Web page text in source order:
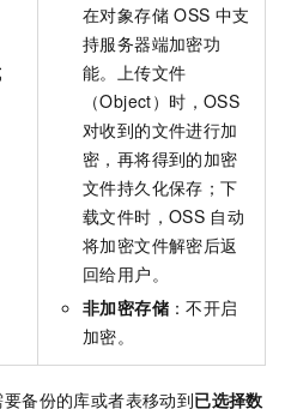
在对象存储 OSS 中支
持服务器端加密功
能。上传文件
（Object）时，OSS
对收到的文件进行加
密，再将得到的加密
文件持久化保存；下
载文件时，OSS 自动
将加密文件解密后返
回给用户。
非加密存储 ：不开启
加密。
备份的库或者表移动到已选择数